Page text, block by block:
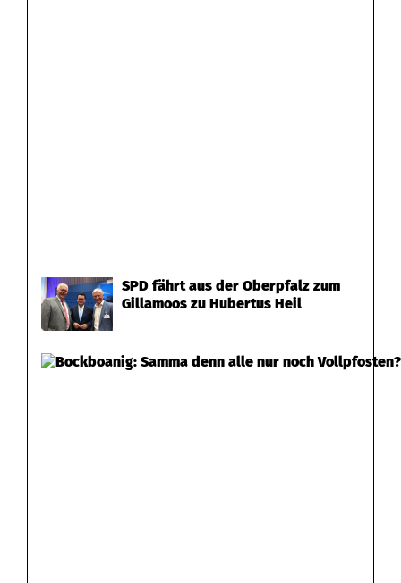
SPD fährt aus der Oberpfalz zum
Gillamoos zu Hubertus Heil